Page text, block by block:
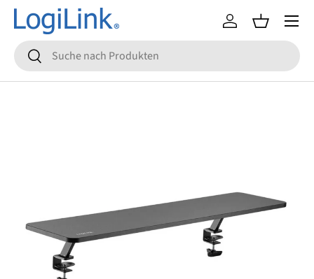
Direkt zum Inhalt
Suchen
Suchen
Einloggen
Menü